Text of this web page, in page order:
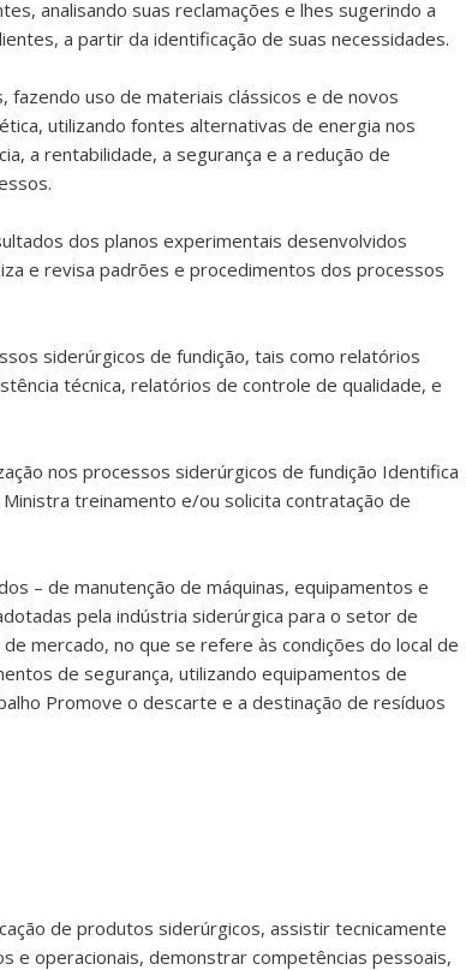
analisando suas reclamações e lhes sugerindo a
a partir da identificação de suas necessidades.
uso de materiais clássicos e de novos
utilizando fontes alternativas de energia nos
a rentabilidade, a segurança e a redução de
dos planos experimentais desenvolvidos
e revisa padrões e procedimentos dos processos
siderúrgicos de fundição, tais como relatórios
técnica, relatórios de controle de qualidade, e
nos processos siderúrgicos de fundição Identifica
treinamento e/ou solicita contratação de
– de manutenção de máquinas, equipamentos e
pela indústria siderúrgica para o setor de
mercado, no que se refere às condições do local de
de segurança, utilizando equipamentos de
Promove o descarte e a destinação de resíduos
de produtos siderúrgicos, assistir tecnicamente
e operacionais, demonstrar competências pessoais,